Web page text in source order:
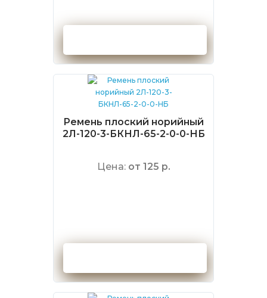
Ремень плоский норийный
2Л-120-3-БКНЛ-65-2-0-0-НБ
Цена: от 125 р.